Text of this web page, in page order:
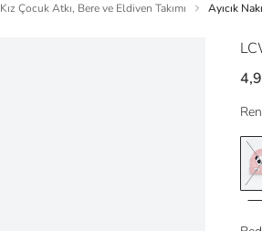
Kız Çocuk Atkı, Bere ve Eldiven Takımı Ayıcık